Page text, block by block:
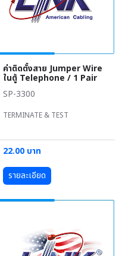
ค่าติดตั้งสาย Jumper Wire
ในตู้ Telephone / 1 Pair
SP-3300
TERMINATE & TEST
22.00 บาท
รายละเอียด